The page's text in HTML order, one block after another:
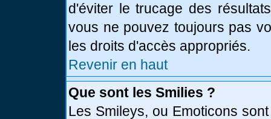
d'éviter le trucage des
vous ne pouvez toujours pas
les droits d'accès appropriés.
Revenir en haut
Que sont les Smilies ?
Les Smileys, ou Emoticons